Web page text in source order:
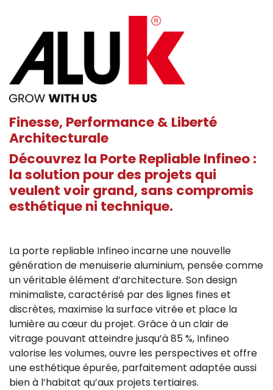
Finesse, Performance & Liberté
Architecturale
Découvrez la Porte Repliable Infineo :
la solution pour des projets qui
veulent voir grand, sans compromis
esthétique ni technique.
La porte repliable Infineo incarne une nouvelle
génération de menuiserie aluminium, pensée comme
un véritable élément d’architecture. Son design
minimaliste, caractérisé par des lignes fines et
discrètes, maximise la surface vitrée et place la
lumière au cœur du projet. Grâce à un clair de
vitrage pouvant atteindre jusqu’à 85 %, Infineo
valorise les volumes, ouvre les perspectives et offre
une esthétique épurée, parfaitement adaptée aussi
bien à l’habitat qu’aux projets tertiaires.